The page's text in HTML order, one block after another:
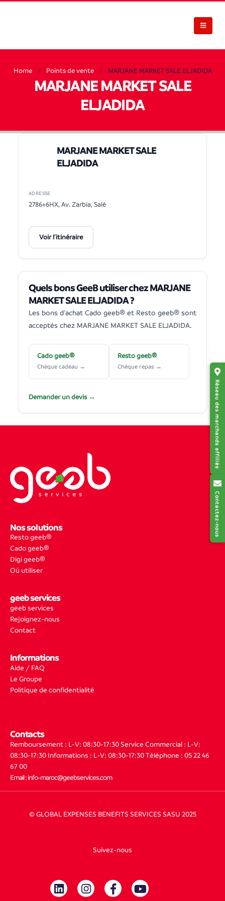
Réseau des marchands affiliés
Contactez-nous
Home Points de vente MARJANE MARKET SALE ELJADIDA
MARJANE MARKET SALE
ELJADIDA
MARJANE MARKET SALE
ELJADIDA
ADRESSE
2786+6HX, Av. Zarbia, Salé
Voir l'itinéraire
Quels bons GeeB utiliser chez MARJANE
MARKET SALE ELJADIDA ?
Les bons d'achat Cado geeb® et Resto geeb® sont
acceptés chez MARJANE MARKET SALE ELJADIDA.
Cado geeb®
Chèque cadeau →
Resto geeb®
Chèque repas →
Demander un devis →
Nos solutions
Resto geeb®
Cado geeb®
Digi geeb®
Où utiliser
geeb services
geeb services
Rejoignez-nous
Contact
Informations
Aide / FAQ
Le Groupe
Politique de confidentialité
Contacts
Remboursement : L-V: 08:30-17:30 Service Commercial : L-V:
08:30-17:30 Informations : L-V: 08:30-17:30 Téléphone : 05 22 46
67 00
Email : info-maroc@geebservices.com
© GLOBAL EXPENSES BENEFITS SERVICES SASU 2025
Suivez-nous